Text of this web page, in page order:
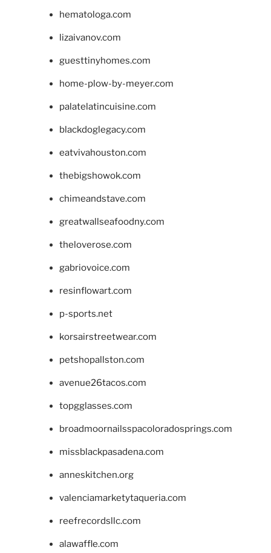
hematologa.com
lizaivanov.com
guesttinyhomes.com
home-plow-by-meyer.com
palatelatincuisine.com
blackdoglegacy.com
eatvivahouston.com
thebigshowok.com
chimeandstave.com
greatwallseafoodny.com
theloverose.com
gabriovoice.com
resinflowart.com
p-sports.net
korsairstreetwear.com
petshopallston.com
avenue26tacos.com
topgglasses.com
broadmoornailsspacoloradosprings.com
missblackpasadena.com
anneskitchen.org
valenciamarketytaqueria.com
reefrecordsllc.com
alawaffle.com